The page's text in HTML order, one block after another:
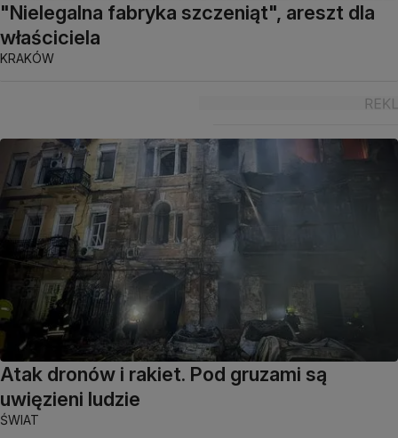
"Nielegalna fabryka szczeniąt", areszt dla
właściciela
KRAKÓW
Atak dronów i rakiet. Pod gruzami są
uwięzieni ludzie
ŚWIAT